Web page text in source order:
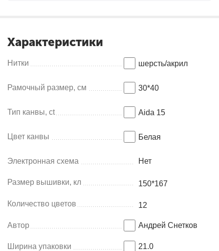
Характеристики
Нитки шерсть/акрил
Рамочный размер, см 30*40
Тип канвы, ct Aida 15
Цвет канвы Белая
Электронная схема Нет
Размер вышивки, кл 150*167
Количество цветов 12
Автор Андрей Снетков
Ширина упаковки 21.0